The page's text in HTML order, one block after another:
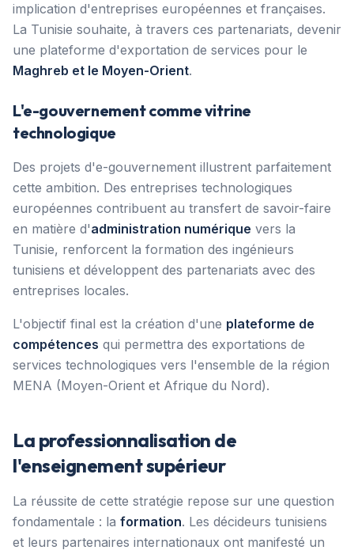
implication d'entreprises européennes et françaises.
La Tunisie souhaite, à travers ces partenariats, devenir
une plateforme d'exportation de services pour le
Maghreb et le Moyen-Orient.
L'e-gouvernement comme vitrine
technologique
Des projets d'e-gouvernement illustrent parfaitement
cette ambition. Des entreprises technologiques
européennes contribuent au transfert de savoir-faire
en matière d'administration numérique vers la
Tunisie, renforcent la formation des ingénieurs
tunisiens et développent des partenariats avec des
entreprises locales.
L'objectif final est la création d'une plateforme de
compétences qui permettra des exportations de
services technologiques vers l'ensemble de la région
MENA (Moyen-Orient et Afrique du Nord).
La professionnalisation de
l'enseignement supérieur
La réussite de cette stratégie repose sur une question
fondamentale : la formation. Les décideurs tunisiens
et leurs partenaires internationaux ont manifesté un